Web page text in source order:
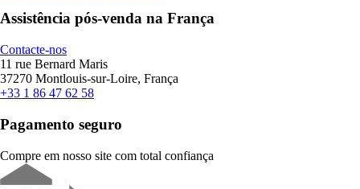
Assistência pós-venda na França
Contacte-nos
11 rue Bernard Maris
37270 Montlouis-sur-Loire, França
+33 1 86 47 62 58
Pagamento seguro
Compre em nosso site com total confiança